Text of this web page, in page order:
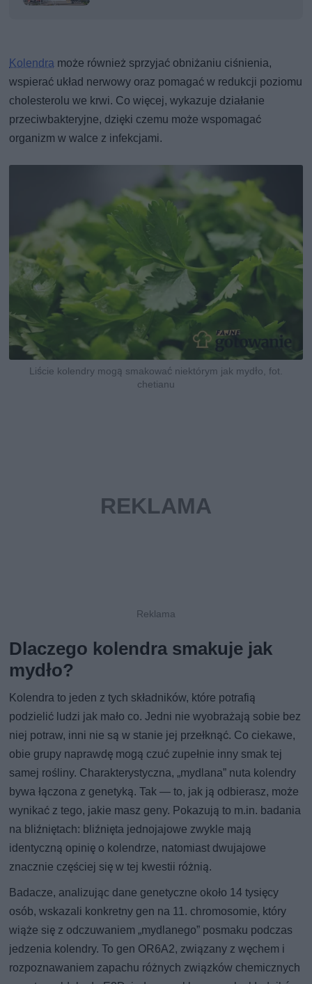
Kolendra może również sprzyjać obniżaniu ciśnienia,
wspierać układ nerwowy oraz pomagać w redukcji poziomu
cholesterolu we krwi. Co więcej, wykazuje działanie
przeciwbakteryjne, dzięki czemu może wspomagać
organizm w walce z infekcjami.
Liście kolendry mogą smakować niektórym jak mydło, fot.
chetianu
Dlaczego kolendra smakuje jak
mydło?
Kolendra to jeden z tych składników, które potrafią
podzielić ludzi jak mało co. Jedni nie wyobrażają sobie bez
niej potraw, inni nie są w stanie jej przełknąć. Co ciekawe,
obie grupy naprawdę mogą czuć zupełnie inny smak tej
samej rośliny. Charakterystyczna, „mydlana” nuta kolendry
bywa łączona z genetyką. Tak — to, jak ją odbierasz, może
wynikać z tego, jakie masz geny. Pokazują to m.in. badania
na bliźniętach: bliźnięta jednojajowe zwykle mają
identyczną opinię o kolendrze, natomiast dwujajowe
znacznie częściej się w tej kwestii różnią.
Badacze, analizując dane genetyczne około 14 tysięcy
osób, wskazali konkretny gen na 11. chromosomie, który
wiąże się z odczuwaniem „mydlanego” posmaku podczas
jedzenia kolendry. To gen OR6A2, związany z węchem i
rozpoznawaniem zapachu różnych związków chemicznych